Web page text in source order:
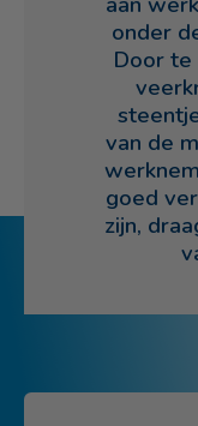
onder
Door te
van de
goed
zijn,